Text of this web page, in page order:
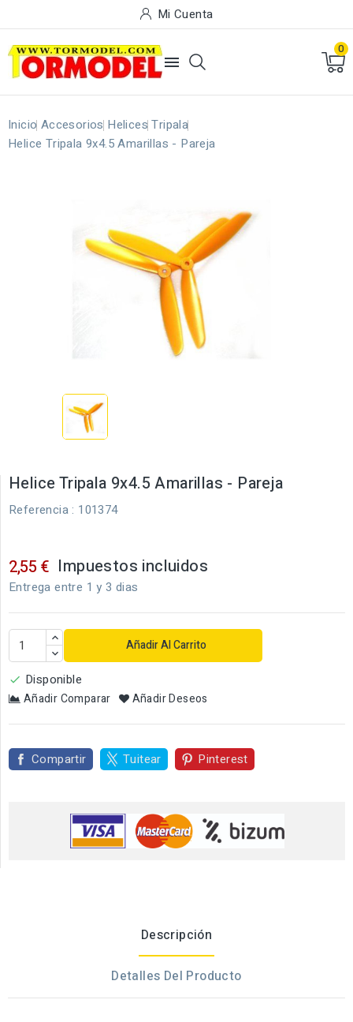
Mi Cuenta

0
Inicio Accesorios Helices Tripala
Helice Tripala 9x4.5 Amarillas - Pareja
Helice Tripala 9x4.5 Amarillas - Pareja
Referencia : 101374
2,55 € Impuestos incluidos
Entrega entre 1 y 3 dias
Añadir Al Carrito
 Disponible
Añadir Comparar Añadir Deseos
Compartir Tuitear Pinterest
Descripción
Detalles Del Producto